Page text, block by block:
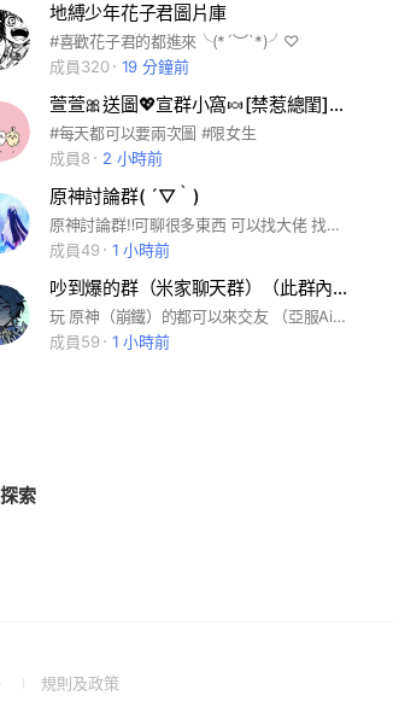
地縛少年花子君圖片庫
#喜歡花子君的都進來╰(*´︶`*)╯♡
成員320
19 分鐘前
萱萱🎀送圖💖宣群小窩🍬[禁惹總閨]🤬吉伊卡哇🥳素材
#每天都可以要兩次圖 #限女生
成員8
2 小時前
原神討論群( ´▽｀)
原神討論群‼️可聊很多東西 可以找大佬 找萌新一起玩
成員49
1 小時前
吵到爆的群（米家聊天群）（此群內不正常）
玩 原神（崩鐵）的都可以來交友 （亞服Aisa）（可送圖發圖） 管群不要隨便進！除非是管 ⚠️玻璃心不要進⚠️ 大家人品都很好的👍 有時聊聊日常 （不關遊戲的話題也可以喔！）
成員59
1 小時前
索
(Open規則及政策(Open